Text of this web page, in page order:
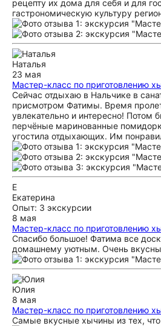
рецепту их дома для себя и для
гастрономическую культуру
Наталья
23 мая
Мастер-класс по приготовлению
Сейчас отдыхаю в Нальчике в
присмотром Фатимы. Время
увлекательно и интересно!
перчёные маринованные
угостила отдыхающих. Им
Е
Екатерина
Опыт: 3 экскурсии
8 мая
Мастер-класс по приготовлению
Спасибо большое! Фатима все
домашнему уютным. Очень
Юлия
8 мая
Мастер-класс по приготовлению
Самые вкусные хычины из тех,